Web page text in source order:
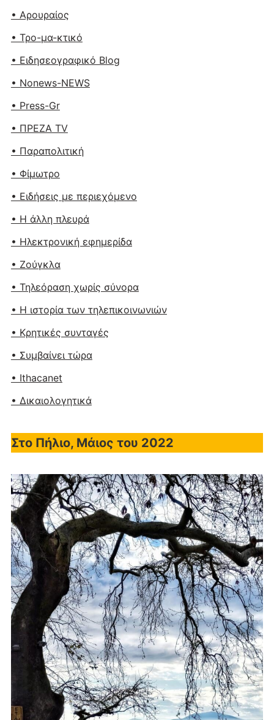
• Αρουραίος
• Τρο-μα-κτικό
• Ειδησεογραφικό Blog
• Nonews-NEWS
• Press-Gr
• ΠΡΕΖΑ TV
• Παραπολιτική
• Φίμωτρο
• Ειδήσεις με περιεχόμενο
• Η άλλη πλευρά
• Ηλεκτρονική εφημερίδα
• Ζούγκλα
• Τηλεόραση χωρίς σύνορα
• Η ιστορία των τηλεπικοινωνιών
• Κρητικές συνταγές
• Συμβαίνει τώρα
• Ithacanet
• Δικαιολογητικά
Στο Πήλιο, Μάιος του 2022